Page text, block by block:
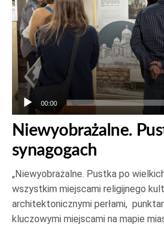
00:00
Niewyobrażalne.
synagogach
„Niewyobrażalne. Pustka po
wszystkim miejscami religijnego
architektonicznymi perłami,
kluczowymi miejscami na mapie